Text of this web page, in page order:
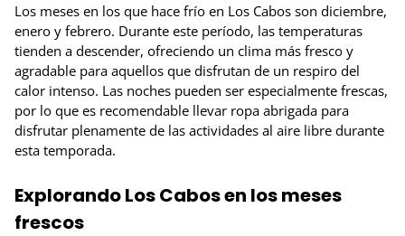
Los meses en los que hace frío en Los Cabos son diciembre,
enero y febrero. Durante este período, las temperaturas
tienden a descender, ofreciendo un clima más fresco y
agradable para aquellos que disfrutan de un respiro del
calor intenso. Las noches pueden ser especialmente frescas,
por lo que es recomendable llevar ropa abrigada para
disfrutar plenamente de las actividades al aire libre durante
esta temporada.
Explorando Los Cabos en los meses
frescos